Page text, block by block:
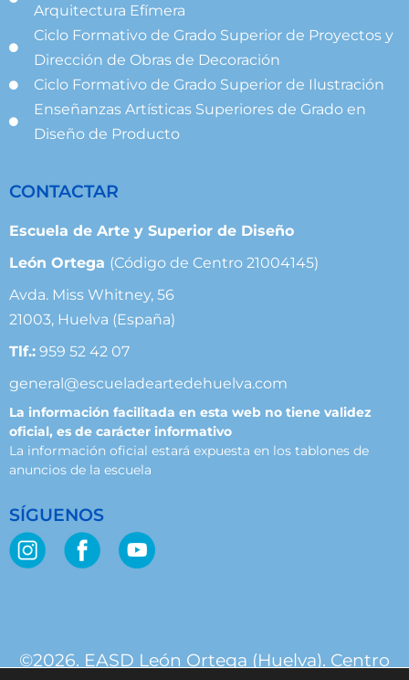
Arquitectura Efímera
Ciclo Formativo de Grado Superior de Proyectos y
Dirección de Obras de Decoración
Ciclo Formativo de Grado Superior de Ilustración
Enseñanzas Artísticas Superiores de Grado en
Diseño de Producto
CONTACTAR
Escuela de Arte y Superior de Diseño
León Ortega (Código de Centro 21004145)
Avda. Miss Whitney, 56
21003, Huelva (España)
Tlf.: 959 52 42 07
general@escueladeartedehuelva.com
La información facilitada en esta web no tiene validez
oficial, es de carácter informativo
La información oficial estará expuesta en los tablones de
anuncios de la escuela
SÍGUENOS
©2026. EASD León Ortega (Huelva). Centro